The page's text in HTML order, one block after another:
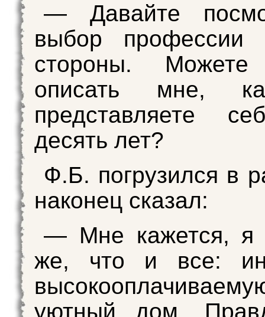
— Давайте
выбор профессии
стороны.
описать мне,
представляете
десять лет?
Ф.Б. погрузился в
наконец сказал:
— Мне кажется, я
же, что и все:
уютный дом.